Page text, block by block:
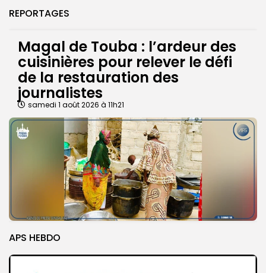
REPORTAGES
Magal de Touba : l’ardeur des
cuisinières pour relever le défi
de la restauration des
journalistes
samedi 1 août 2026 à 11h21
APS HEBDO